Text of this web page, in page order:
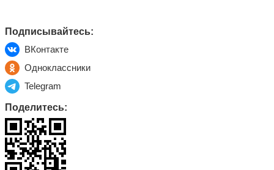
Подписывайтесь:
ВКонтакте
Одноклассники
Telegram
Поделитесь: